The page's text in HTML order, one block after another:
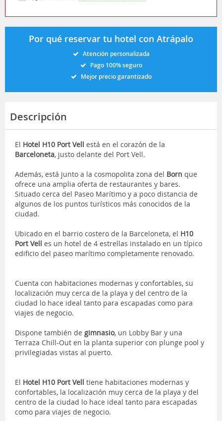
Por qué reservar tu hotel con Atrápalo
Atención personalizada
Pago 100% seguro
Mejor precio garantizado
Descripción
El Hotel H10 Port Vell está en el corazón de la
Barceloneta, justo delante del Port Vell.
Además, está junto a la cosmopolita zona del Born que
ofrece una amplia oferta de restaurantes y bares.
Situado cerca del Paseo Marítimo y a poco distancia de
algunos de los puntos turísticos más conocidos de la
ciudad.
Ubicado en el barrio costero de la Barceloneta, el H10
Port Vell es un hotel de 4 estrellas instalado en un típico
edificio del paseo marítimo completamente renovado.
Cuenta con habitaciones modernas y confortables, su
localización muy cerca de la playa y del centro de la
ciudad lo hace ideal tanto para escapadas como para
viajes de negocio.
Dispone también de gimnasio, un Lobby Bar y una
Terraza Chill-Out en la planta superior con plunge pool y
privilegiadas vistas al puerto.
El Hotel H10 Port Vell tiene habitaciones modernas y
confortables, la localización muy cerca de la playa y del
centro de la ciudad lo hace ideal tanto para escapadas
como para viajes de negocio.